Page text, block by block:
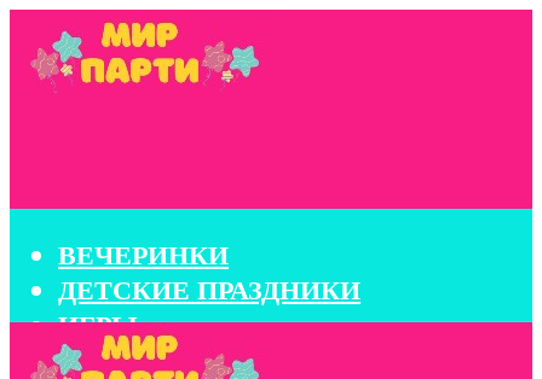
ВЕЧЕРИНКИ
ДЕТСКИЕ ПРАЗДНИКИ
ИГРЫ
КОНКУРСЫ